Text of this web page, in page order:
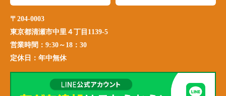
〒204-0003
東京都清瀬市中里４丁目1139-5
営業時間： 9:30～18：30
定休日： 年中無休